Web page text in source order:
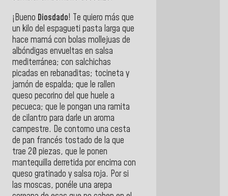
¡Bueno Diosdado! Te quiero más que
un kilo del espagueti pasta larga que
hace mamá con bolas mollejuas de
albóndigas envueltas en salsa
mediterránea; con salchichas
picadas en rebanaditas; tocineta y
jamón de espalda; que le rallen
queso pecorino del que huele a
pecueca; que le pongan una ramita
de cilantro para darle un aroma
campestre. De contorno una cesta
de pan francés tostado de la que
trae 20 piezas, que le ponen
mantequilla derretida por encima con
queso gratinado y salsa roja. Por si
las moscas, ponéle una arepa